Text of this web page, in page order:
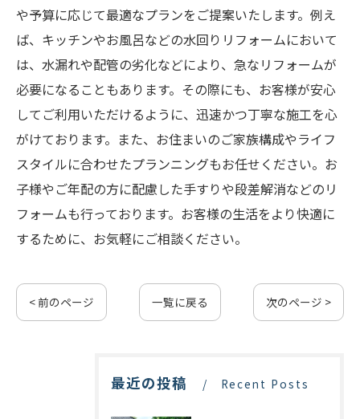
や予算に応じて最適なプランをご提案いたします。例え
ば、キッチンやお風呂などの水回りリフォームにおいて
は、水漏れや配管の劣化などにより、急なリフォームが
必要になることもあります。その際にも、お客様が安心
してご利用いただけるように、迅速かつ丁寧な施工を心
がけております。また、お住まいのご家族構成やライフ
スタイルに合わせたプランニングもお任せください。お
子様やご年配の方に配慮した手すりや段差解消などのリ
フォームも行っております。お客様の生活をより快適に
するために、お気軽にご相談ください。
< 前のページ 一覧に戻る 次のページ >
最近の投稿 Recent Posts